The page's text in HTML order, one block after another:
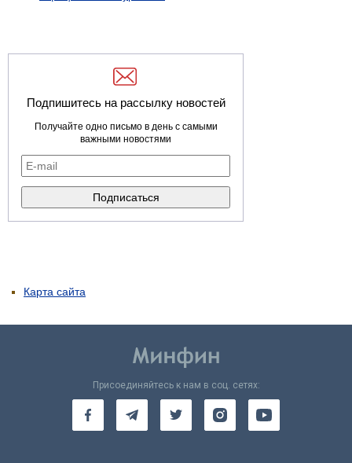
Подпишитесь на рассылку новостей
Получайте одно письмо в день с самыми
важными новостями
Карта сайта
Присоединяйтесь к нам в соц. сетях: